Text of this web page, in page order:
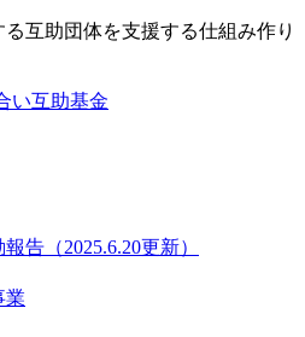
互助団体を支援する仕組み作り
告（2025.6.20更新）
業